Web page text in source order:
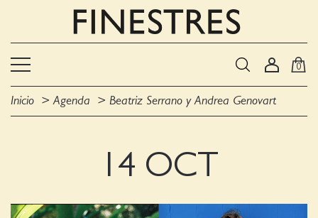
0
Inicio Agenda Beatriz Serrano y Andrea Genovart
14 OCT